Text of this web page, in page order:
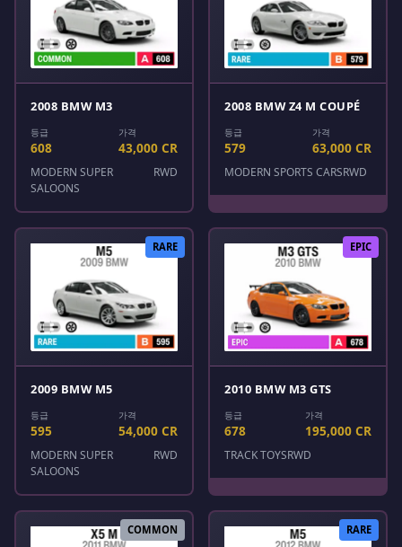
2008 BMW M3
등급
608
가격
43,000 CR
MODERN SUPER
SALOONS
RWD
2008 BMW Z4 M COUPÉ
등급
579
가격
63,000 CR
MODERN SPORTS CARSRWD
RARE
2009 BMW M5
등급
595
가격
54,000 CR
MODERN SUPER
SALOONS
RWD
EPIC
2010 BMW M3 GTS
등급
678
가격
195,000 CR
TRACK TOYSRWD
COMMON RARE